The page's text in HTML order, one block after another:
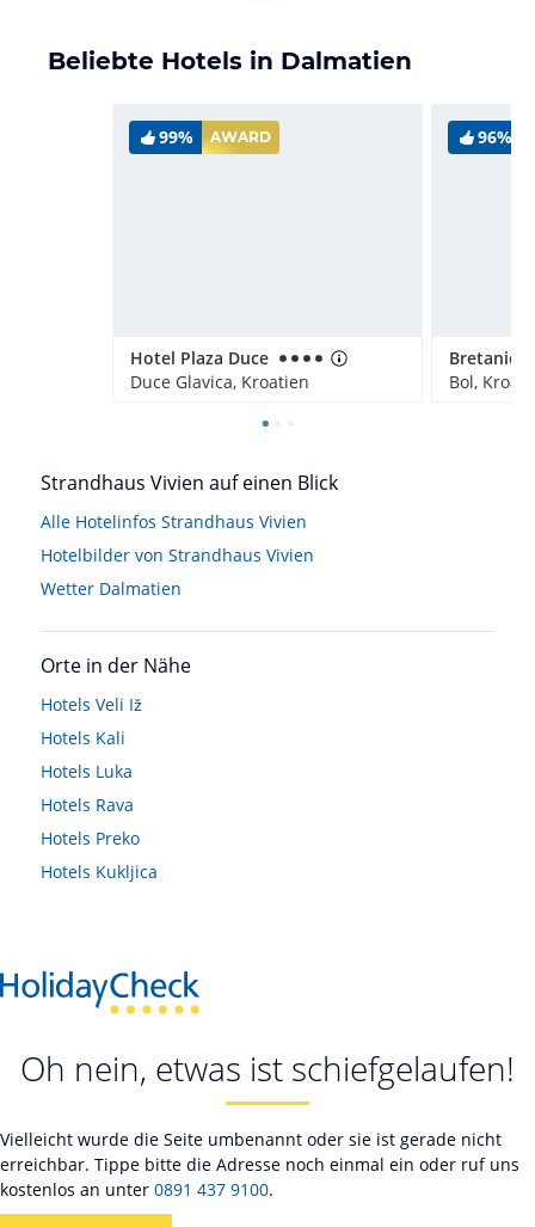
Beliebte Hotels in Dalmatien
99% AWARD
Hotel Plaza Duce
Duce Glavica, Kroatien
96%
Bol,
Strandhaus Vivien auf einen Blick
Alle Hotelinfos Strandhaus Vivien
Hotelbilder von Strandhaus Vivien
Wetter Dalmatien
Orte in der Nähe
Hotels Veli Iž
Hotels Kali
Hotels Luka
Hotels Rava
Hotels Preko
Hotels Kukljica
Oh nein, etwas ist schiefgelaufen!
Vielleicht wurde die Seite umbenannt oder sie ist gerade nicht
erreichbar. Tippe bitte die Adresse noch einmal ein oder ruf uns
kostenlos an unter 0891 437 9100.